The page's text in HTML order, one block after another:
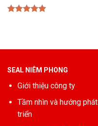
SEAL NIÊM PHONG
Giới thiệu công ty
Tầm nhìn và hướng phát
triển